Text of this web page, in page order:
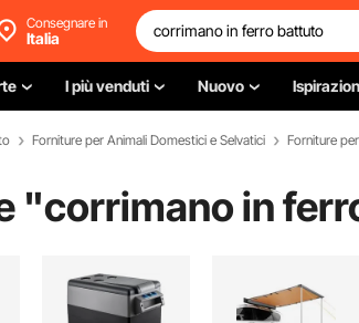
Consegnare in
Italia
I più venduti Nuovo
Forniture per Animali Domestici e Selvatici Forniture
"corrimano in